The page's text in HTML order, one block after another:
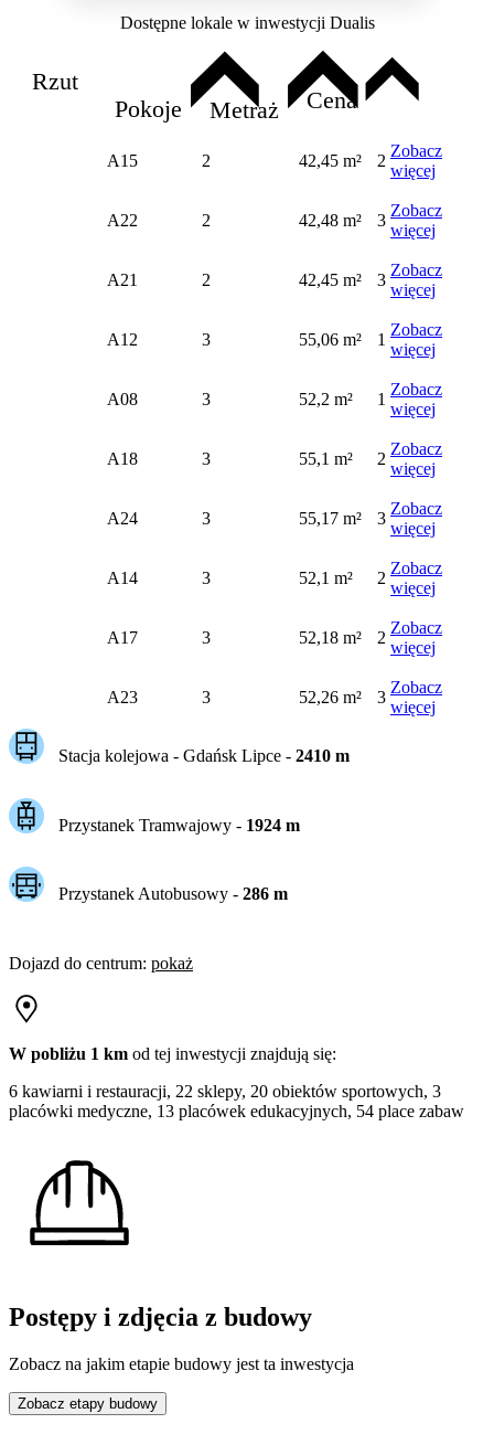
Dostępne lokale w inwestycji Dualis
Rzut
Pokoje
Metraż Cena
A15 2 42,45 m² 2
Zobacz
więcej
A22 2 42,48 m² 3
Zobacz
więcej
A21 2 42,45 m² 3
Zobacz
więcej
A12 3 55,06 m² 1
Zobacz
więcej
A08 3 52,2 m² 1
Zobacz
więcej
A18 3 55,1 m² 2
Zobacz
więcej
A24 3 55,17 m² 3
Zobacz
więcej
A14 3 52,1 m² 2
Zobacz
więcej
A17 3 52,18 m² 2
Zobacz
więcej
A23 3 52,26 m² 3
Zobacz
więcej
Stacja kolejowa - Gdańsk Lipce- 2410m
Przystanek Tramwajowy - 1924m
Przystanek Autobusowy - 286m
Dojazd do centrum: pokaż
W pobliżu 1 km od tej inwestycji znajdują się:
6 kawiarni i restauracji, 22 sklepy, 20 obiektów sportowych, 3
placówki medyczne, 13 placówek edukacyjnych, 54 place zabaw
Postępy i zdjęcia z budowy
Zobacz na jakim etapie budowy jest ta inwestycja
Zobacz etapy budowy